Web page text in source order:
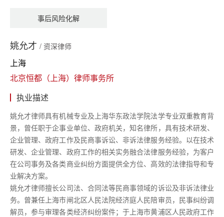
事后风险化解
姚允才 / 资深律师
上海
北京恒都（上海）律师事务所
执业描述
姚允才律师具有机械专业及上海华东政法学院法学专业双重教育背
景，曾任职于企事业单位、政府机关，知名律所，具有技术研发、
企业管理、政府工作及民商事诉讼、非诉法律服务经验。以在技术
研发、企业管理、政府工作的相关实务融合法律服务经验，为客户
在公司事务及各类商业纠纷方面提供全方位、高效的法律指导和专
业解决方案。
姚允才律师擅长公司法、合同法等民商事领域的诉讼及非诉法律业
务。曾兼任上海市闸北区人民法院经济庭人民陪审员，民事纠纷调
解员，参与审理各类经济纠纷案件；于上海市黄浦区人民政府工作